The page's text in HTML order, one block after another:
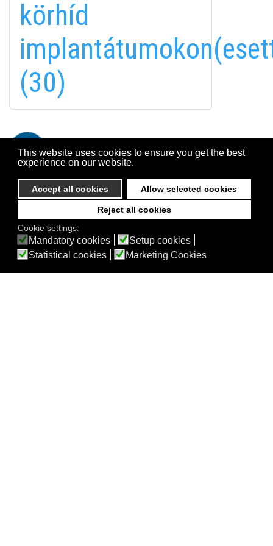
This website uses cookies to ensure you get the best
experience on our website.
Reject all cookies
Allow selected cookies
Accept all cookies
Cookie settings:
Mandatory cookies
Setup cookies
Statistical cookies
Marketing Cookies
körhíd
(30)
Esztétikai és konzerváló fogászat
Parodontológia, fogágybetegségek
Dentofóbia és éber szedálás
Dentál turizmus
Digitális fogászat
EGYÉB INFORMÁCIÓK
Adatkezelési szabályzat
Kapcsolat
© 2026 Suba Dental | Webdesign by
Akadálymentesítési nyilatkozat